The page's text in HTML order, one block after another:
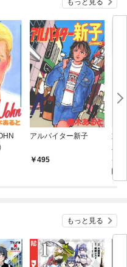
もっと見る
アルバイター新子
495
重
版
もっと見る